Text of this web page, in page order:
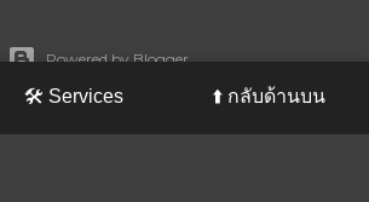
Powered by Blogger
🛠️ Services ⬆️ กลับด้านบน